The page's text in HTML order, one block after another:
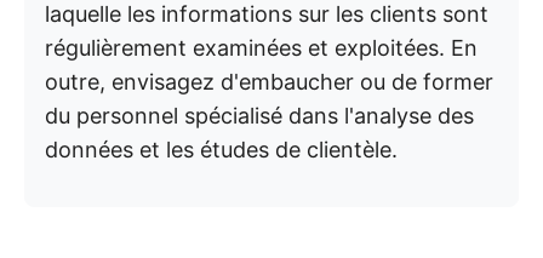
laquelle les informations sur les clients sont
régulièrement examinées et exploitées. En
outre, envisagez d'embaucher ou de former
du personnel spécialisé dans l'analyse des
données et les études de clientèle.